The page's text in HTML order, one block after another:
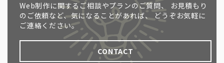
Web制作に関するご相談やプランのご質問、
お見積もり
のご依頼など、気になることがあれば、 どうぞお気軽に
ご連絡ください。
CONTACT